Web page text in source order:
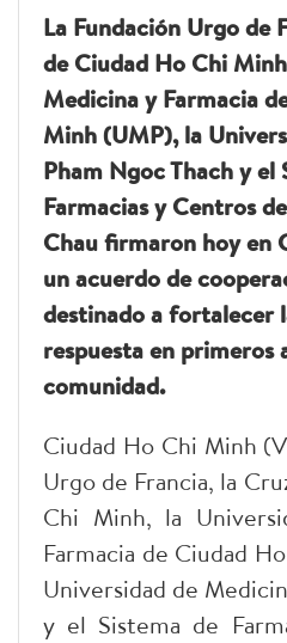
La Fundación Urgo de
de Ciudad Ho Chi
Medicina y Farmacia
Minh (UMP), la
Pham Ngoc Thach y el
Farmacias y Centros
Chau firmaron hoy en
un acuerdo de
destinado a fortalecer
respuesta en primeros
comunidad.
Ciudad Ho Chi Minh
Urgo de Francia, la
Chi Minh, la
Farmacia de Ciudad
Universidad de
y el Sistema de